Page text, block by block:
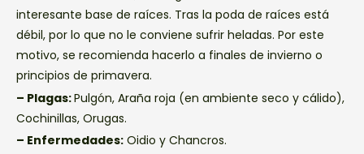
interesante base de raíces. Tras la poda de raíces está
débil, por lo que no le conviene sufrir heladas. Por este
motivo, se recomienda hacerlo a finales de invierno o
principios de primavera.
– Plagas:Pulgón, Araña roja (en ambiente seco y cálido),
Cochinillas, Orugas.
– Enfermedades: Oidio y Chancros.